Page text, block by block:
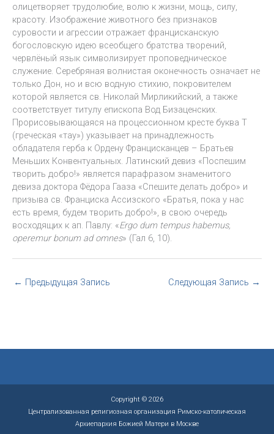
олицетворяет трудолюбие, волю к жизни, мощь, силу,
красоту. Изображение животного без признаков
суровости и агрессии отражает францисканскую
богословскую идею всеобщего братства творений,
червлёный язык символизирует проповедническое
служение. Серебряная волнистая оконечность означает не
только Дон, но и всю водную стихию, покровителем
которой является св. Николай Мирликийский, а также
соответствует титулу епископа Вод Бизаценских.
Прорисовывающаяся на процессионном кресте буква Т
(греческая «тау») указывает на принадлежность
обладателя герба к Ордену Францисканцев – Братьев
Меньших Конвентуальных. Латинский девиз «Поспешим
творить добро!» является парафразом знаменитого
девиза доктора Фёдора Гааза «Спешите делать добро» и
призыва св. Франциска Ассизского «Братья, пока у нас
есть время, будем творить добро!», в свою очередь
восходящих к ап. Павлу: «Ergo dum tempus habemus,
operemur bonum ad omnes» (Гал 6, 10).
← Предыдущая Запись Следующая Запись →
Copyright © 2026
Централизованная религиозная организация Римско-католическая
Архиепархия Божией Матери в Москве